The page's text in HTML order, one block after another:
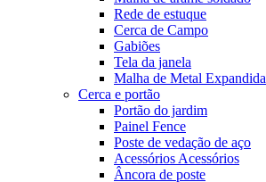
Rede de estuque
Cerca de Campo
Gabiões
Tela da janela
Malha de Metal Expandida
Cerca e portão
Portão do jardim
Painel Fence
Poste de vedação de aço
Acessórios Acessórios
Âncora de poste